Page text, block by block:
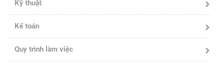
Kỹ thuật
Kế toán
Quy trình làm việc